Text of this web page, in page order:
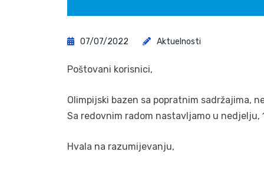
07/07/2022 Aktuelnosti
Poštovani korisnici,
Olimpijski bazen sa popratnim sadržajima,
Sa redovnim radom nastavljamo u nedjelju,
Hvala na razumijevanju,